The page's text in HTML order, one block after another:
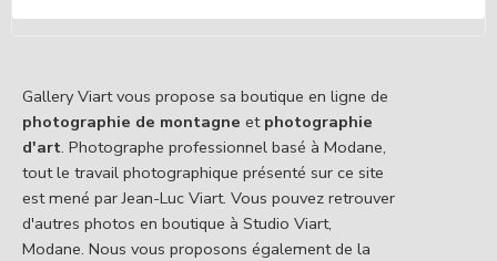
Gallery Viart vous propose sa boutique en ligne de
photographie de montagne et photographie
d'art. Photographe professionnel basé à Modane,
tout le travail photographique présenté sur ce site
est mené par Jean-Luc Viart. Vous pouvez retrouver
d'autres photos en boutique à Studio Viart,
Modane. Nous vous proposons également de la